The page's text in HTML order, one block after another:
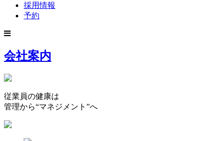
採用情報
予約
会社案内
従業員の健康は
管理から“マネジメント”へ